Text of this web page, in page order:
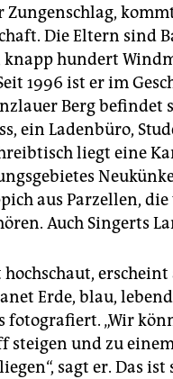
Zungenschlag,
Die Eltern sind
knapp hundert
1996 ist er im
Berg befindet
ein Ladenbüro,
liegt eine
aus Parzellen,
Auch Singerts
hochschaut,
Erde, blau,
fotografiert. „Wir
steigen und zu
sagt er. Das